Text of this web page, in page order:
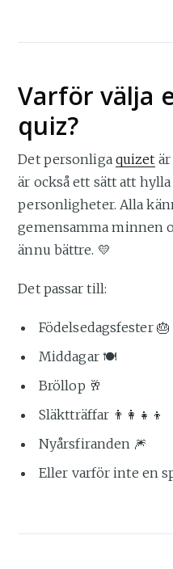
Varför välja
quiz?
Det personliga quizet
är också ett sätt att
personligheter. Alla
gemensamma minnen
ännu bättre. 💛
Det passar till:
Födelsedagsfester 🎂
Middagar 🍽
Bröllop 🥂
Släktträffar 👨‍👩‍👧‍👦
Nyårsfiranden 🎆
Eller varför inte en